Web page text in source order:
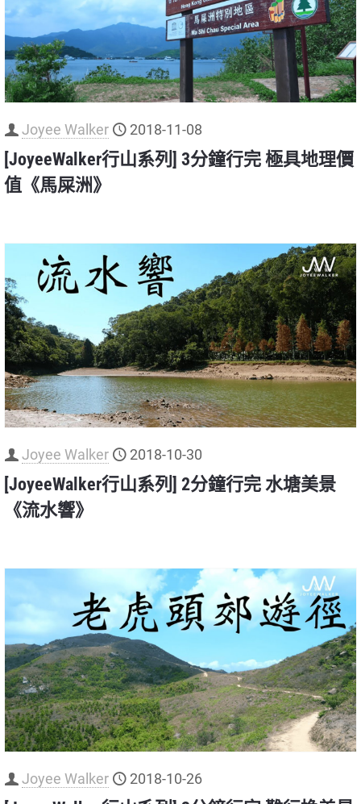
Joyee Walker 2018-11-08
[JoyeeWalker行山系列] 3分鐘行完 極具地理價
值《馬屎洲》
Joyee Walker 2018-10-30
[JoyeeWalker行山系列] 2分鐘行完 水塘美景
《流水響》
Joyee Walker 2018-10-26